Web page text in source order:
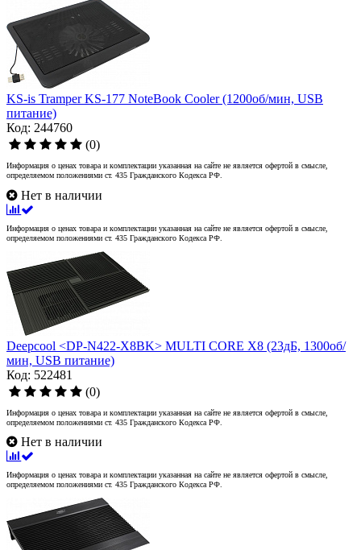
KS-is Tramper KS-177 NoteBook Cooler (1200об/мин, USB
питание)
Код: 244760
(0)
Информация о ценах товара и комплектации указанная на сайте не является офертой в смысле,
определяемом положениями ст. 435 Гражданского Кодекса РФ.
Нет в наличии
Информация о ценах товара и комплектации указанная на сайте не является офертой в смысле,
определяемом положениями ст. 435 Гражданского Кодекса РФ.
Deepcool <DP-N422-X8BK> MULTI CORE X8 (23дБ, 1300об/
мин, USB питание)
Код: 522481
(0)
Информация о ценах товара и комплектации указанная на сайте не является офертой в смысле,
определяемом положениями ст. 435 Гражданского Кодекса РФ.
Нет в наличии
Информация о ценах товара и комплектации указанная на сайте не является офертой в смысле,
определяемом положениями ст. 435 Гражданского Кодекса РФ.